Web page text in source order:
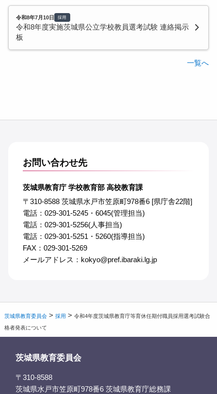
令和8年7月10日 採用
令和8年度実施茨城県公立学校教員選考試験 連絡掲示
板
一覧へ
お問い合わせ先
茨城県教育庁 学校教育部 高校教育課
〒310-8588 茨城県水戸市笠原町978番6 [県庁舎22階]
電話：029-301-5245・6045(管理担当)
電話：029-301-5256(人事担当)
電話：029-301-5251・5260(指導担当)
FAX：029-301-5269
メールアドレス：kokyo@pref.ibaraki.lg.jp
茨城県教育委員会 >採用 >令和4年度茨城県教育庁等育休任期付職員採用選考試験合
格者発表について
茨城県教育委員会
〒310-8588
茨城県水戸市笠原町978番6 茨城県教育庁総務課